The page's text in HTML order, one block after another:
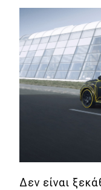
Παρουσιάσεις
DRIVE
MOTO
Συμβουλές
Δεν είναι